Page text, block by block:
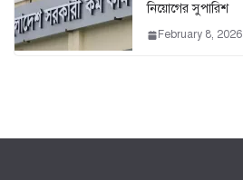
নিয়োগের সুপারিশ
February 8, 2026